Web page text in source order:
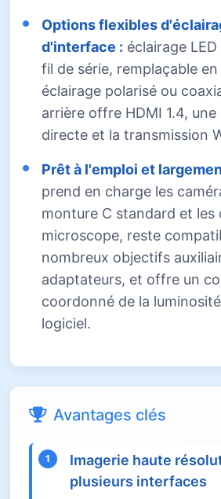
Options flexibles
d'interface : éclairage
fil de série, remplaçable
éclairage polarisé ou
arrière offre HDMI 1.4,
directe et la transmission
Prêt à l'emploi et
prend en charge les
monture C standard et les
microscope, reste
nombreux objectifs
adaptateurs, et offre un
coordonné de la
logiciel.
Avantages clés
1
Imagerie haute
plusieurs interfaces